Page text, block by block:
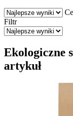
Filtr
Ekologiczne
artykuł